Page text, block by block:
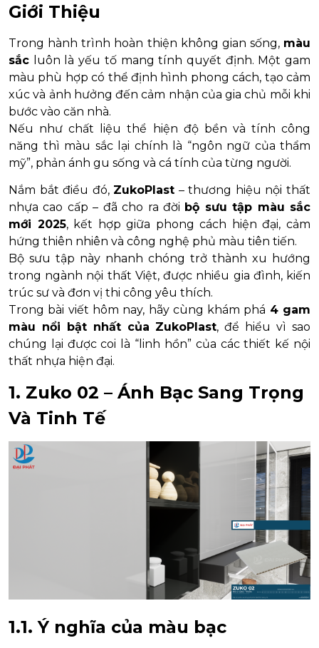
Giới Thiệu
Trong hành trình hoàn thiện không gian sống, màu
sắc luôn là yếu tố mang tính quyết định. Một gam
màu phù hợp có thể định hình phong cách, tạo cảm
xúc và ảnh hưởng đến cảm nhận của gia chủ mỗi khi
bước vào căn nhà.
Nếu như chất liệu thể hiện độ bền và tính công
năng thì màu sắc lại chính là “ngôn ngữ của thẩm
mỹ”, phản ánh gu sống và cá tính của từng người.
Nắm bắt điều đó, ZukoPlast – thương hiệu nội thất
nhựa cao cấp – đã cho ra đời bộ sưu tập màu sắc
mới 2025, kết hợp giữa phong cách hiện đại, cảm
hứng thiên nhiên và công nghệ phủ màu tiên tiến.
Bộ sưu tập này nhanh chóng trở thành xu hướng
trong ngành nội thất Việt, được nhiều gia đình, kiến
trúc sư và đơn vị thi công yêu thích.
Trong bài viết hôm nay, hãy cùng khám phá 4 gam
màu nổi bật nhất của ZukoPlast, để hiểu vì sao
chúng lại được coi là “linh hồn” của các thiết kế nội
thất nhựa hiện đại.
1. Zuko 02 – Ánh Bạc Sang Trọng
Và Tinh Tế
1.1. Ý nghĩa của màu bạc